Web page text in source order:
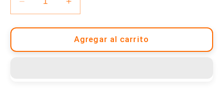
Reducir
cantidad
para
de
Aumentar
cantidad
para
Té
de
Agregar al carrito